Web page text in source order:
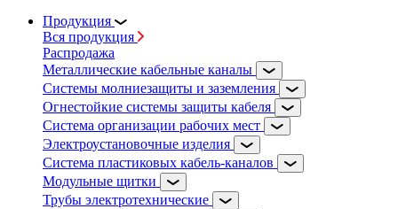
Продукция
Вся продукция
Распродажа
Металлические кабельные каналы
Системы молниезащиты и заземления
Огнестойкие системы защиты кабеля
Система организации рабочих мест
Электроустановочные изделия
Система пластиковых кабель-каналов
Модульные щитки
Трубы электротехнические